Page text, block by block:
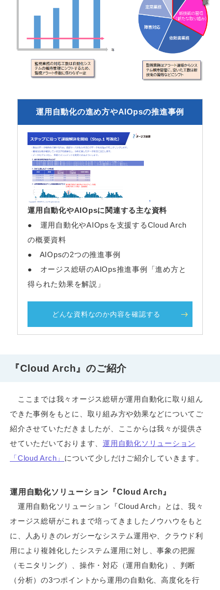
運用自動化の進め方やAIOpsの推進事例
運用自動化やAIOpsに関連する主な資料
● 運用自動化やAIOpsを支援するCloud Arch
の概要資料
● AIOpsの2つの推進事例
● オージス総研のAIOps推進事例「進め方と
得られた効果を解説」
どんな資料なのか内容を確認する
『Cloud Arch』のご紹介
ここまでは我々オージス総研が運用自動化に取り組ん
できた事例をもとに、取り組み方や効果などについてご
紹介させていただきましたが、ここからは我々が提供さ
せていただいております、 運用自動化ソリューション
「Cloud Arch」 について少しだけご紹介していきます。
運用自動化ソリューション『Cloud Arch』
運用自動化ソリューション『Cloud Arch』とは、我々
オージス総研がこれまで培ってきましたノウハウをもと
に、人ありきのレガシーなシステム運用や、クラウド利
用により複雑化したシステム運用に対し、事象の把握
（モニタリング）、操作・対応（運用自動化）、判断
（分析）の3つポイントから運用の自動化、高度化を行